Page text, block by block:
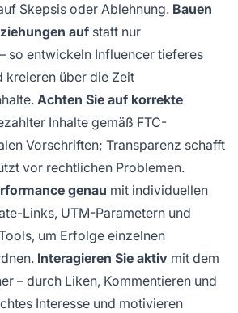
Skepsis oder Ablehnung. Bauen
auf statt nur
so entwickeln Influencer tieferes
kreieren über die Zeit
Achten Sie auf korrekte
Inhalte gemäß FTC-
Vorschriften; Transparenz schafft
vor rechtlichen Problemen.
genau mit individuellen
Links, UTM-Parametern und
um Erfolge einzelnen
Interagieren Sie aktiv mit dem
– durch Liken, Kommentieren und
Interesse und motivieren